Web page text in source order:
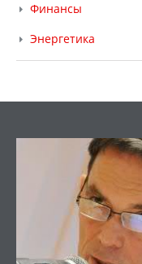
Финансы
Энергетика